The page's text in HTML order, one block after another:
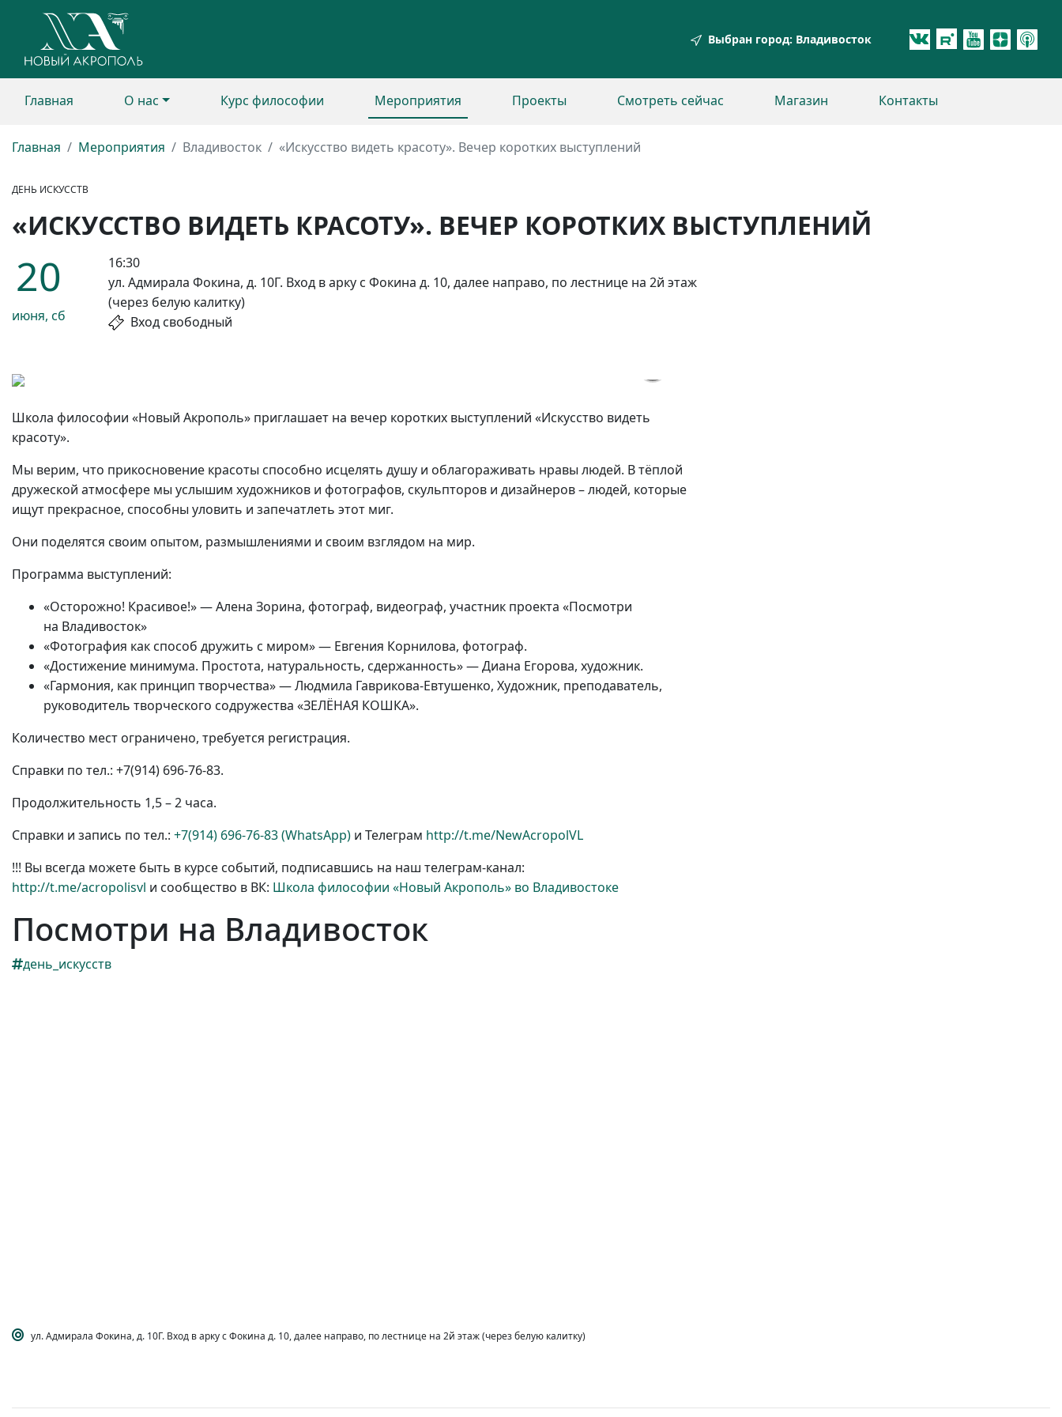
Выбран город: Владивосток
Главная О нас Курс философии Мероприятия Проекты Смотреть сейчас Магазин Контакты
Главная Мероприятия Владивосток «Искусство видеть красоту». Вечер коротких выступлений
ДЕНЬ ИСКУССТВ
«ИСКУССТВО ВИДЕТЬ КРАСОТУ». ВЕЧЕР КОРОТКИХ ВЫСТУПЛЕНИЙ
20
июня, сб
16:30
ул. Адмирала Фокина, д. 10Г. Вход в арку с Фокина д. 10, далее направо, по лестнице на 2й этаж
(через белую калитку)
Вход свободный
Школа философии «Новый Акрополь» приглашает на вечер коротких выступлений «Искусство видеть
красоту».
Мы верим, что прикосновение красоты способно исцелять душу и облагораживать нравы людей. В тёплой
дружеской атмосфере мы услышим художников и фотографов, скульпторов и дизайнеров – людей, которые
ищут прекрасное, способны уловить и запечатлеть этот миг.
Они поделятся своим опытом, размышлениями и своим взглядом на мир.
Программа выступлений:
«Осторожно! Красивое!» — Алена Зорина, фотограф, видеограф, участник проекта «Посмотри
на Владивосток»
«Фотография как способ дружить с миром» — Евгения Корнилова, фотограф.
«Достижение минимума. Простота, натуральность, сдержанность» — Диана Егорова, художник.
«Гармония, как принцип творчества» — Людмила Гаврикова-Евтушенко, Художник, преподаватель,
руководитель творческого содружества «ЗЕЛЁНАЯ КОШКА».
Количество мест ограничено, требуется регистрация.
Справки по тел.: +7(914) 696-76-83.
Продолжительность 1,5 – 2 часа.
Справки и запись по тел.: +7(914) 696-76-83 (WhatsApp) и Телеграм http://t.me/NewAcropolVL
!!! Вы всегда можете быть в курсе событий, подписавшись на наш телеграм-канал:
http://t.me/acropolisvl и сообщество в ВК: Школа философии «Новый Акрополь» во Владивостоке
Посмотри на Владивосток
день_искусств
ул. Адмирала Фокина, д. 10Г. Вход в арку с Фокина д. 10, далее направо, по лестнице на 2й этаж (через белую калитку)